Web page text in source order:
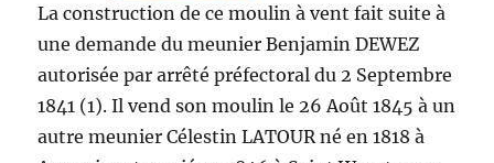
La construction de ce moulin à vent fait suite à
une demande du meunier Benjamin DEWEZ
autorisée par arrêté préfectoral du 2 Septembre
1841 (1). Il vend son moulin le 26 Août 1845 à un
autre meunier Célestin LATOUR né en 1818 à